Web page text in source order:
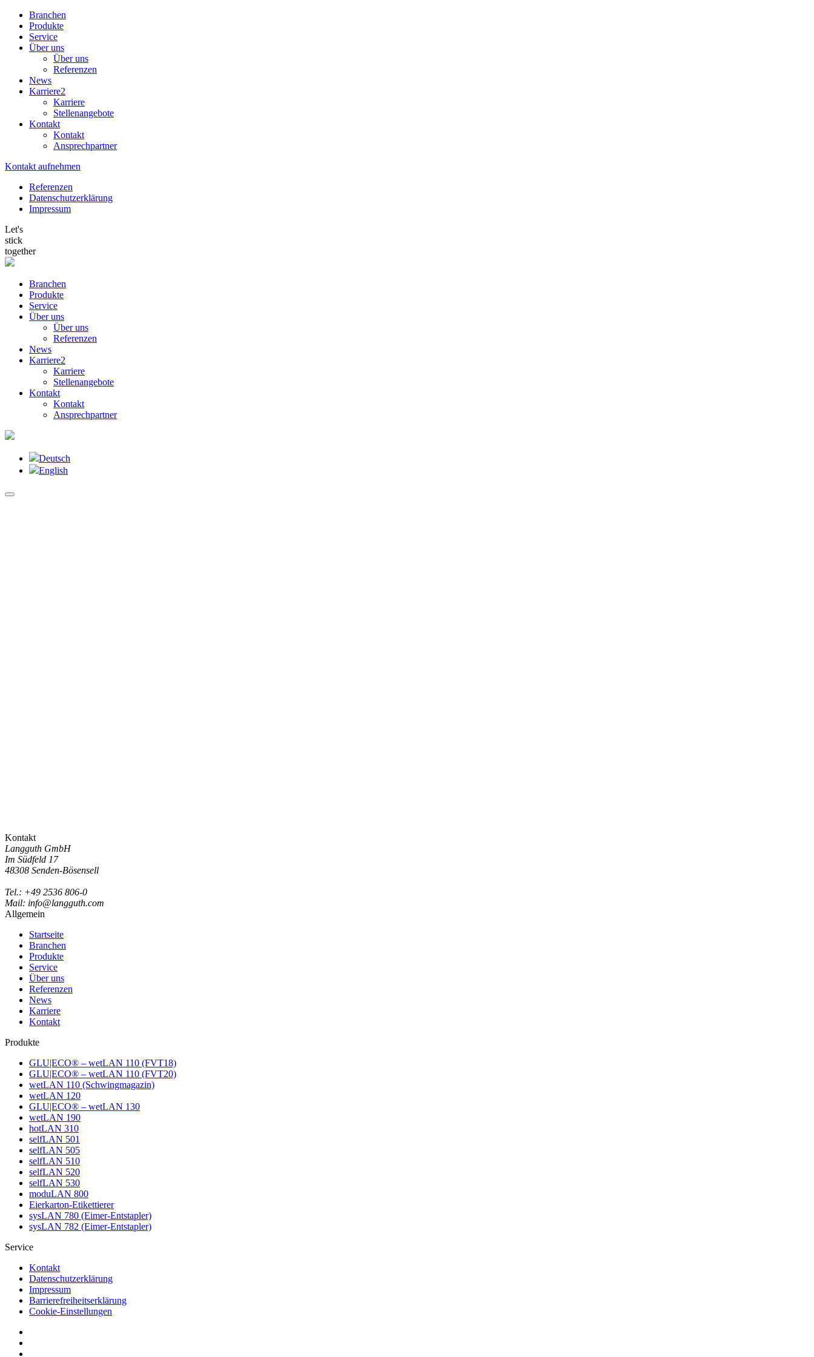
Branchen
Produkte
Service
Über uns
Über uns
Referenzen
News
Karriere2
Karriere
Stellenangebote
Kontakt
Kontakt
Ansprechpartner
Kontakt aufnehmen
Referenzen
Datenschutzerklärung
Impressum
Let's
stick
together
Branchen
Produkte
Service
Über uns
Über uns
Referenzen
News
Karriere2
Karriere
Stellenangebote
Kontakt
Kontakt
Ansprechpartner
Deutsch
English
Kontakt
Langguth GmbH
Im Südfeld 17
48308 Senden-Bösensell
Tel.: +49 2536 806-0
Mail: info@langguth.com
Allgemein
Startseite
Branchen
Produkte
Service
Über uns
Referenzen
News
Karriere
Kontakt
Produkte
GLU|ECO® – wetLAN 110 (FVT18)
GLU|ECO® – wetLAN 110 (FVT20)
wetLAN 110 (Schwingmagazin)
wetLAN 120
GLU|ECO® – wetLAN 130
wetLAN 190
hotLAN 310
selfLAN 501
selfLAN 505
selfLAN 510
selfLAN 520
selfLAN 530
moduLAN 800
Eierkarton-Etikettierer
sysLAN 780 (Eimer-Entstapler)
sysLAN 782 (Eimer-Entstapler)
Service
Kontakt
Datenschutzerklärung
Impressum
Barrierefreiheitserklärung
Cookie-Einstellungen